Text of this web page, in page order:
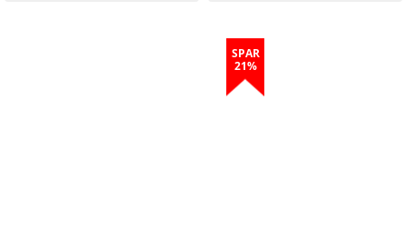
SPAR
21%